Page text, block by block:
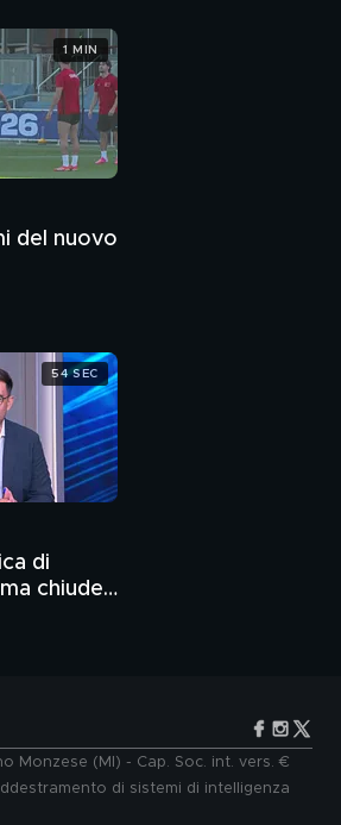
del nuovo
1 MIN
di
chiude
54 SEC
Monzese (MI) - Cap. Soc. int. vers. €
di sistemi di intelligenza